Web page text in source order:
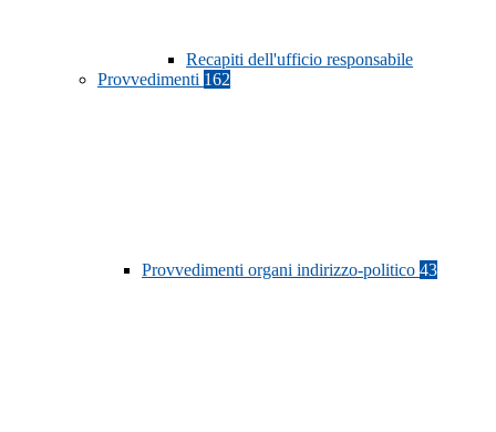
Recapiti dell'ufficio responsabile
Provvedimenti 162
Provvedimenti organi indirizzo-politico 43